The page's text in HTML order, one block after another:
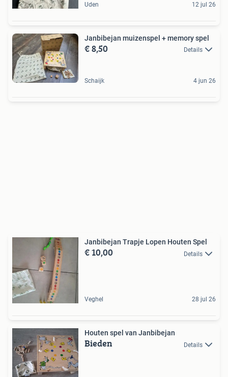
Uden 12 jul 26
Janbibejan muizenspel + memory spel
€ 8,50 Details
Schaijk 4 jun 26
Janbibejan Trapje Lopen Houten Spel
€ 10,00 Details
Veghel 28 jul 26
Houten spel van Janbibejan
Bieden Details